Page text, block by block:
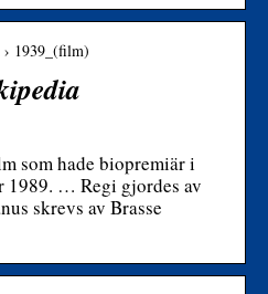
1939_(film)
som hade biopremiär i
1989. … Regi gjordes av
skrevs av Brasse